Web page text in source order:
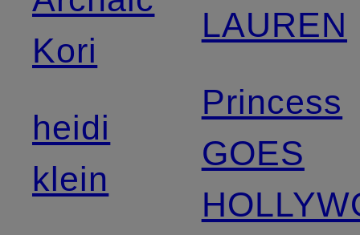
Kori
heidi
klein
LAUREN
Princess
GOES